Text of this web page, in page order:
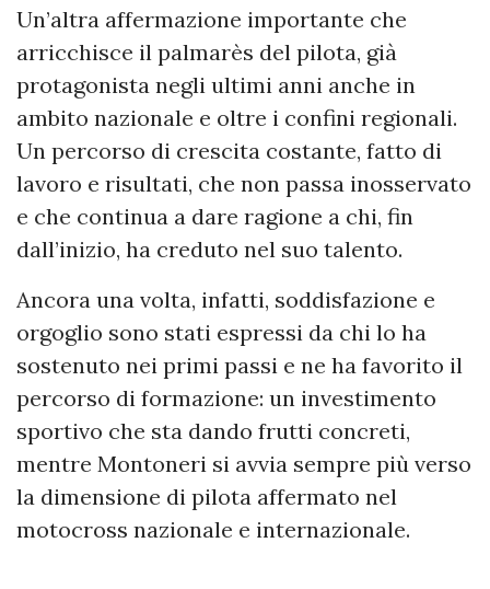
Un’altra affermazione importante che
arricchisce il palmarès del pilota, già
protagonista negli ultimi anni anche in
ambito nazionale e oltre i confini regionali.
Un percorso di crescita costante, fatto di
lavoro e risultati, che non passa inosservato
e che continua a dare ragione a chi, fin
dall’inizio, ha creduto nel suo talento.
Ancora una volta, infatti, soddisfazione e
orgoglio sono stati espressi da chi lo ha
sostenuto nei primi passi e ne ha favorito il
percorso di formazione: un investimento
sportivo che sta dando frutti concreti,
mentre Montoneri si avvia sempre più verso
la dimensione di pilota affermato nel
motocross nazionale e internazionale.